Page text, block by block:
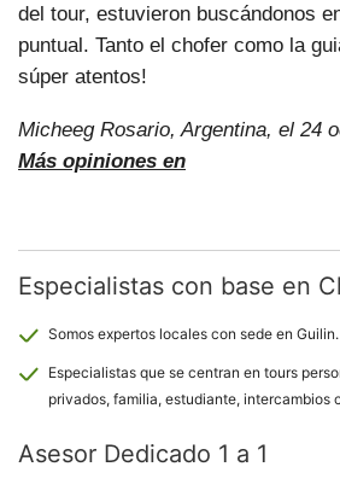
del tour, estuvieron buscándonos
puntual. Tanto el chofer como la
súper atentos!
Micheeg Rosario, Argentina, el 24
Más opiniones en
Especialistas con base en
Somos expertos locales con sede en Guilin.
Especialistas que se centran en tours
privados, familia, estudiante, intercambios
Asesor Dedicado 1 a 1